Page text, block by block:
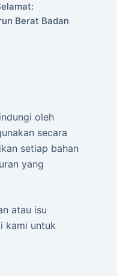
Berat Badan
oleh
secara
setiap bahan
yang
atau isu
kami untuk